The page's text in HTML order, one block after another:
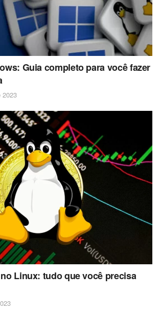
Guia completo para você fazer
2023
Linux: tudo que você precisa